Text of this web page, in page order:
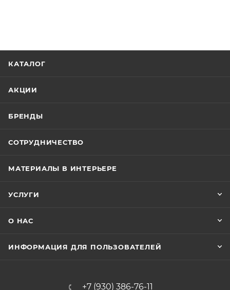
КАТАЛОГ
АКЦИИ
БРЕНДЫ
СОТРУДНИЧЕСТВО
МАТЕРИАЛЫ В ИНТЕРЬЕРЕ
УСЛУГИ
О НАС
ИНФОРМАЦИЯ ДЛЯ ПОЛЬЗОВАТЕЛЕЙ
+7 (930) 386-76-11